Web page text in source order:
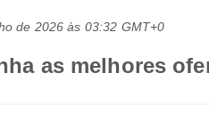
de 2026 às 03:32 GMT+0
as melhores